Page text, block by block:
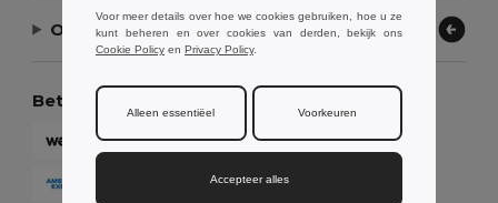
Ons bedrijf
Betaalmethoden
Voor meer details over hoe we cookies gebruiken, hoe u ze
kunt beheren en over cookies van derden, bekijk ons
Cookie Policy en Privacy Policy.
Alleen essentiëel Voorkeuren
Accepteer alles